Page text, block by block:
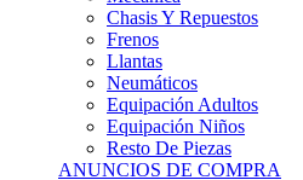
Chasis Y Repuestos
Frenos
Llantas
Neumáticos
Equipación Adultos
Equipación Niños
Resto De Piezas
ANUNCIOS DE COMPRA